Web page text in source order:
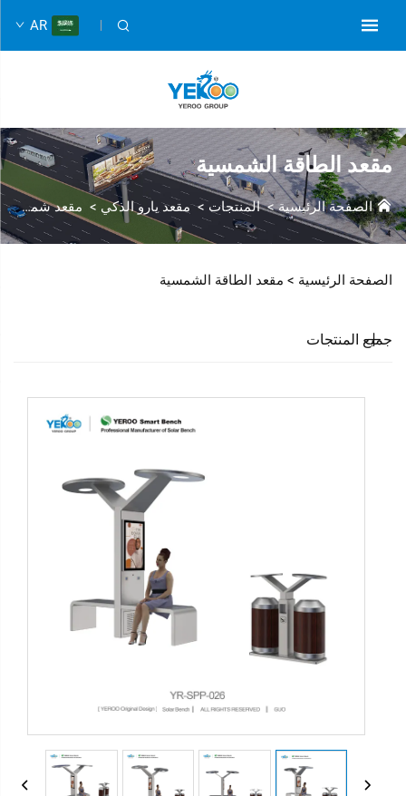
AR
مقعد الطاقة الشمسية
الصفحة الرئيسية>المنتجات>مقعد يارو الذكي > مقعد شمسي
الصفحة الرئيسية > مقعد الطاقة الشمسية
جميع المنتجات